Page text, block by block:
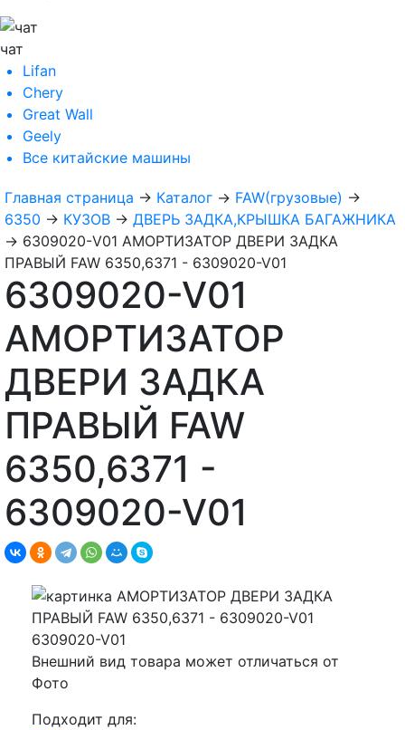
чат
Lifan
Chery
Great Wall
Geely
Все китайские машины
Главная страница → Каталог → FAW(грузовые) →
6350 → КУЗОВ → ДВЕРЬ ЗАДКА,КРЫШКА БАГАЖНИКА
→ 6309020-V01 АМОРТИЗАТОР ДВЕРИ ЗАДКА
ПРАВЫЙ FAW 6350,6371 - 6309020-V01
6309020-V01
АМОРТИЗАТОР
ДВЕРИ ЗАДКА
ПРАВЫЙ FAW
6350,6371 -
6309020-V01
Внешний вид товара может отличаться от
Фото
Подходит для: